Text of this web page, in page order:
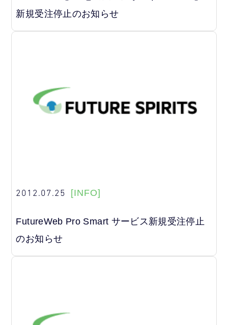
新規受注停止のお知らせ
2012.07.25 [INFO]
FutureWeb Pro Smart サービス新規受注停止
のお知らせ